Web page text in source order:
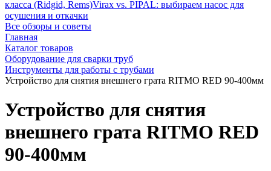
класса (Ridgid, Rems)Virax vs. PIPAL: выбираем насос для
осушения и откачки
Все обзоры и советы
Главная
Каталог товаров
Оборудование для сварки труб
Инструменты для работы с трубами
Устройство для снятия внешнего грата RITMO RED 90-400мм
Устройство для снятия
внешнего грата RITMO RED
90-400мм